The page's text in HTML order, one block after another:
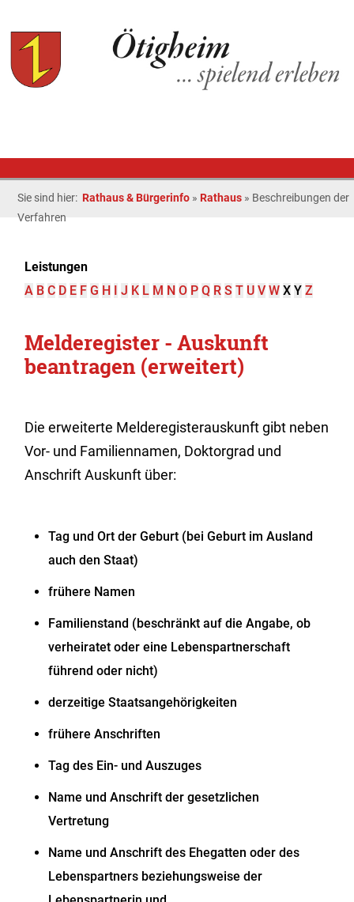
Sie sind hier: Rathaus & Bürgerinfo » Rathaus » Beschreibungen der
Verfahren
Leistungen
A B C D E F G H I J K L M N O P Q R S T U V W X Y Z
Melderegister - Auskunft
beantragen (erweitert)
Die erweiterte Melderegisterauskunft gibt neben
Vor- und Familiennamen, Doktorgrad und
Anschrift Auskunft über:
Tag und Ort der Geburt (bei Geburt im Ausland
auch den Staat)
frühere Namen
Familienstand (beschränkt auf die Angabe, ob
verheiratet oder eine Lebenspartnerschaft
führend oder nicht)
derzeitige Staatsangehörigkeiten
frühere Anschriften
Tag des Ein- und Auszuges
Name und Anschrift der gesetzlichen
Vertretung
Name und Anschrift des Ehegatten oder des
Lebenspartners beziehungsweise der